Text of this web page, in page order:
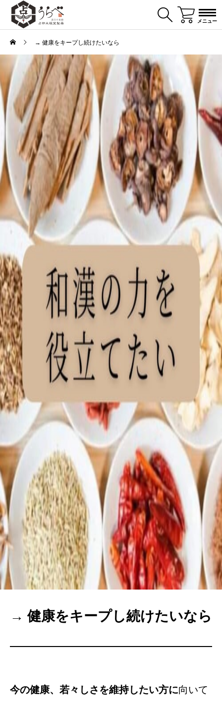
メニュー
→ 健康をキープし続けたいなら
→ 健康をキープし続けたいなら
今の健康、若々しさを維持したい方に向いて